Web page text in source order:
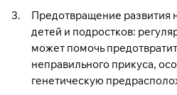
Предотвращение развития
детей и подростков:
может помочь
неправильного прикуса,
генетическую